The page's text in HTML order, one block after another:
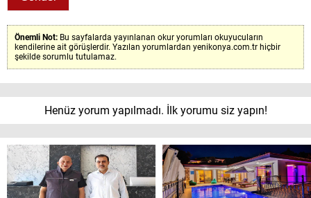
Önemli Not: Bu sayfalarda yayınlanan okur yorumları okuyucuların
kendilerine ait görüşlerdir. Yazılan yorumlardan yenikonya.com.tr hiçbir
şekilde sorumlu tutulamaz.
Henüz yorum yapılmadı. İlk yorumu siz yapın!